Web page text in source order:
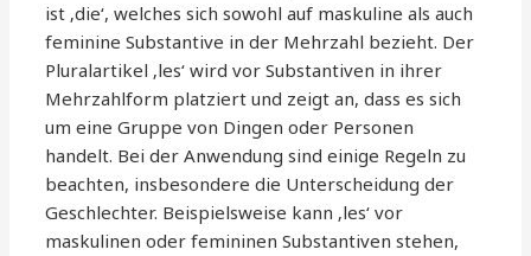
ist ‚die‘, welches sich sowohl auf maskuline als auch
feminine Substantive in der Mehrzahl bezieht. Der
Pluralartikel ‚les‘ wird vor Substantiven in ihrer
Mehrzahlform platziert und zeigt an, dass es sich
um eine Gruppe von Dingen oder Personen
handelt. Bei der Anwendung sind einige Regeln zu
beachten, insbesondere die Unterscheidung der
Geschlechter. Beispielsweise kann ‚les‘ vor
maskulinen oder femininen Substantiven stehen,